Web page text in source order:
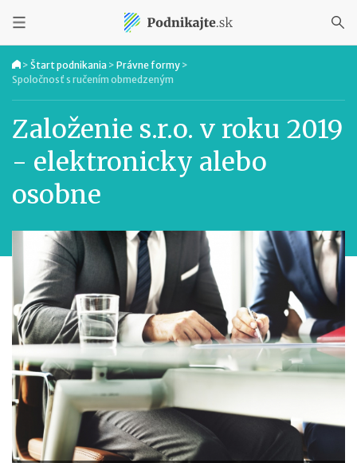
> Štart podnikania > Právne formy >
Spoločnosť s ručením obmedzeným
Založenie s.r.o. v roku 2019
- elektronicky alebo
osobne